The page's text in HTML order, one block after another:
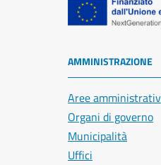
AMMINISTRAZIONE
Aree
Organi di governo
Municipalità
Uffici